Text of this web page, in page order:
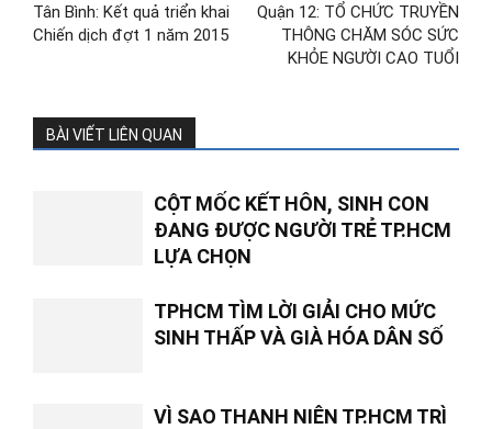
Tân Bình: Kết quả triển khai
Chiến dịch đợt 1 năm 2015
Quận 12: TỔ CHỨC TRUYỀN
THÔNG CHĂM SÓC SỨC
KHỎE NGƯỜI CAO TUỔI
BÀI VIẾT LIÊN QUAN
CỘT MỐC KẾT HÔN, SINH CON
ĐANG ĐƯỢC NGƯỜI TRẺ TP.HCM
LỰA CHỌN
TPHCM TÌM LỜI GIẢI CHO MỨC
SINH THẤP VÀ GIÀ HÓA DÂN SỐ
VÌ SAO THANH NIÊN TP.HCM TRÌ